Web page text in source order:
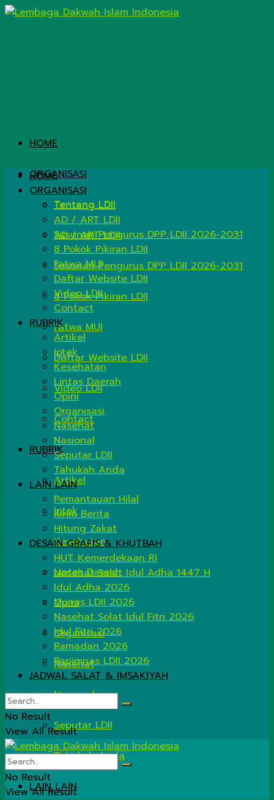
HOME
ORGANISASI
Tentang LDII
AD / ART LDII
Susunan Pengurus DPP LDII 2026-2031
8 Pokok Pikiran LDII
Fatwa MUI
Daftar Website LDII
Video LDII
Contact
RUBRIK
Artikel
Iptek
Kesehatan
Lintas Daerah
Opini
Organisasi
Nasehat
Nasional
Seputar LDII
Tahukah Anda
LAIN LAIN
HOME
ORGANISASI
Tentang LDII
AD / ART LDII
Susunan Pengurus DPP LDII 2026-2031
8 Pokok Pikiran LDII
Fatwa MUI
Daftar Website LDII
Video LDII
Contact
RUBRIK
Artikel
Iptek
Kesehatan
Lintas Daerah
Opini
Organisasi
Nasehat
Nasional
Seputar LDII
Tahukah Anda
LAIN LAIN
Pemantauan Hilal
Kirim Berita
Hitung Zakat
DESAIN GRAFIS & KHUTBAH
HUT Kemerdekaan RI
Nasehat Salat Idul Adha 1447 H
Idul Adha 2026
Munas LDII 2026
Nasehat Solat Idul Fitri 2026
Idul Fitri 2026
Ramadan 2026
Rapimnas LDII 2026
JADWAL SALAT & IMSAKIYAH
No Result
View All Result
No Result
View All Result